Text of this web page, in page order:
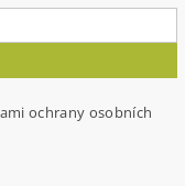
ochrany osobních